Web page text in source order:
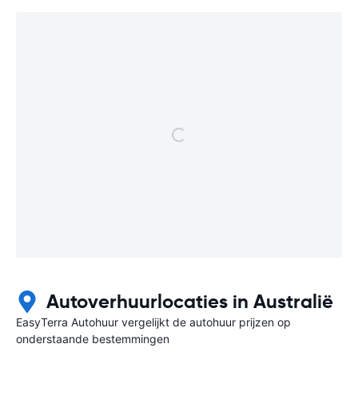
Autoverhuurlocaties in Australië
EasyTerra Autohuur vergelijkt de autohuur prijzen op
onderstaande bestemmingen